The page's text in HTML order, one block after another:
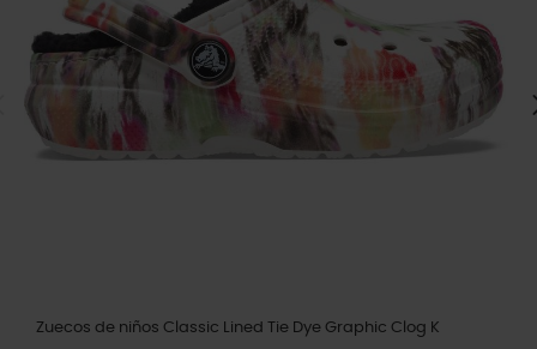
Zuecos de niños Classic Lined Tie Dye Graphic Clog K